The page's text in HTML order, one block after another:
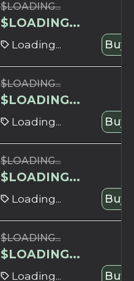
$LOADING...
$LOADING...
Loading... Buy
$LOADING...
$LOADING...
Loading... Buy
$LOADING...
$LOADING...
Loading... Buy
$LOADING...
$LOADING...
Loading... Buy